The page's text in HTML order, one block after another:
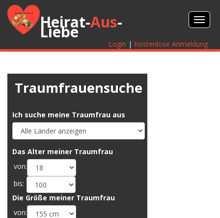
Heirat-Aus-
Liebe
Login | Kostenlose Anmeldung
Traumfrauensuche
Ich suche meine Traumfrau aus
Das Alter meiner Traumfrau
von:
bis:
Die Größe meiner Traumfrau
von:
´